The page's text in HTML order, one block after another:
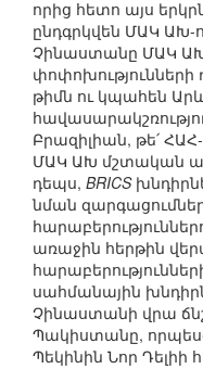
որից հետո այս
ընդգրկվեն ՄԱԿ ԱԽ-
Չինաստանը ՄԱԿ
փոփոխությունների
թիմն ու կպահեն
Բրազիլիան, թե՛
ՄԱԿ ԱԽ մշտական
դեպս, BRICS
նման
առաջին հերթին
սահմանային
Չինաստանի վրա
Պակիստանը,
Պեկինին Նոր Դելիի